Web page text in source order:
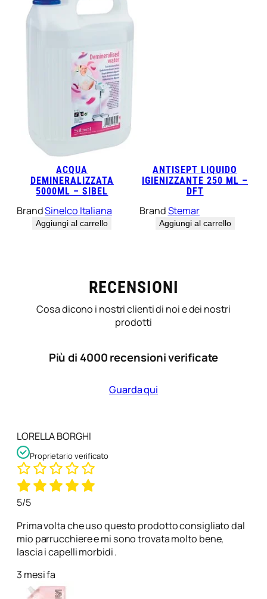
ACQUA
DEMINERALIZZATA
5000ML – SIBEL
BrandSinelco Italiana
Aggiungi al carrello
ANTISEPT LIQUIDO
IGIENIZZANTE 250 ML –
DFT
BrandStemar
Aggiungi al carrello
RECENSIONI
Cosa dicono i nostri clienti di noi e dei nostri
prodotti
Più di 4000 recensioni verificate
Guarda qui
LORELLA BORGHI
Proprietario verificato
5/5
Prima volta che uso questo prodotto consigliato dal
mio parrucchiere e mi sono trovata molto bene,
lascia i capelli morbidi .
3 mesi fa